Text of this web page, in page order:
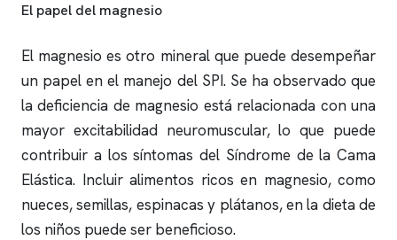
El papel del magnesio
El magnesio es otro mineral que puede desempeñar
un papel en el manejo del SPI. Se ha observado que
la deficiencia de magnesio está relacionada con una
mayor excitabilidad neuromuscular, lo que puede
contribuir a los síntomas del Síndrome de la Cama
Elástica. Incluir alimentos ricos en magnesio, como
nueces, semillas, espinacas y plátanos, en la dieta de
los niños puede ser beneficioso.